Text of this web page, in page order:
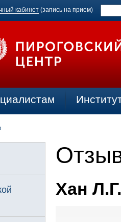
кабинет (запись на прием)
Хан